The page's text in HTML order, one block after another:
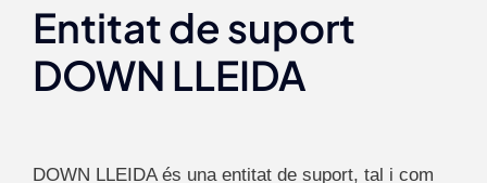
Entitat de suport
DOWN LLEIDA
DOWN LLEIDA és una entitat de suport, tal i com